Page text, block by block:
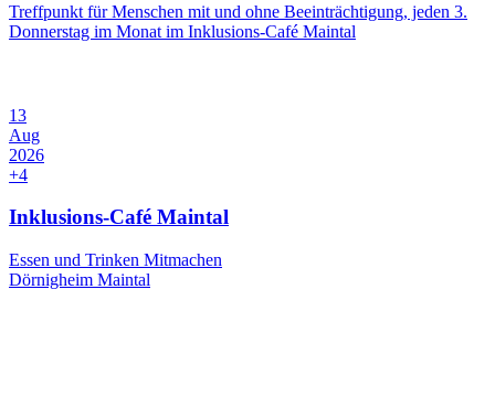
Treffpunkt für Menschen mit und ohne Beeinträchtigung, jeden 3.
Donnerstag im Monat im Inklusions-Café Maintal
13
Aug
2026
+4
Inklusions-Café Maintal
Essen und Trinken Mitmachen
Dörnigheim Maintal